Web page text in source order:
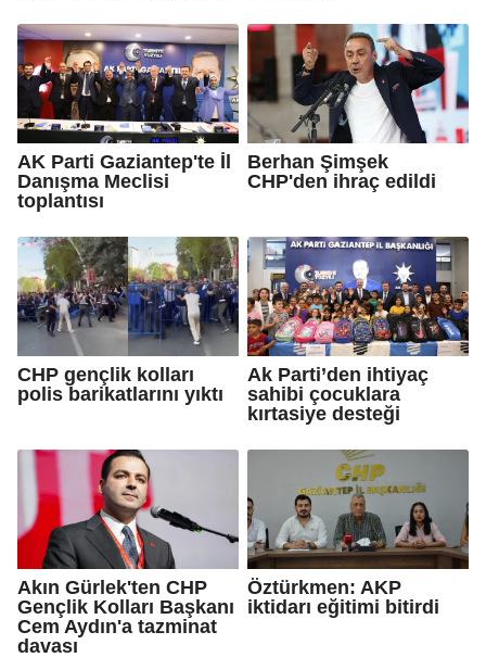
AK Parti Gaziantep'te İl
Danışma Meclisi
toplantısı
Berhan Şimşek
CHP'den ihraç edildi
CHP gençlik kolları
polis barikatlarını yıktı
Ak Parti’den ihtiyaç
sahibi çocuklara
kırtasiye desteği
Akın Gürlek'ten CHP
Gençlik Kolları Başkanı
Cem Aydın'a tazminat
davası
Öztürkmen: AKP
iktidarı eğitimi bitirdi